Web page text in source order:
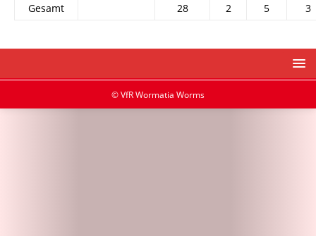
Gesamt 28 2 5 3
© VfR Wormatia Worms